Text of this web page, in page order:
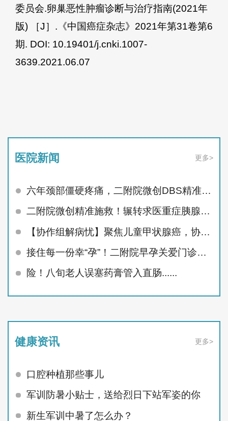
委员会.卵巢恶性肿瘤诊断与治疗指南(2021年
版) ［J］.《中国癌症杂志》2021年第31卷第6
期. DOI: 10.19401/j.cnki.1007-
3639.2021.06.07
医院新闻 更多>
六年颈部僵硬疼痛，二附院微创DBS精准治顽疾
二附院微创精准施救！辗转求医重症胰腺炎患者顺利痊愈
【协作组解病忧】聚焦儿童甲状腺癌，协作组MDT护航未来
接住每一份幸“孕”！二附院早孕关爱门诊精准呵护孕早期
险！八旬老人误塞药膏管入直肠......
健康资讯 更多>
口腔种植那些事儿
军训防暑小贴士，送给烈日下站军姿的你
新生军训中暑了怎么办？